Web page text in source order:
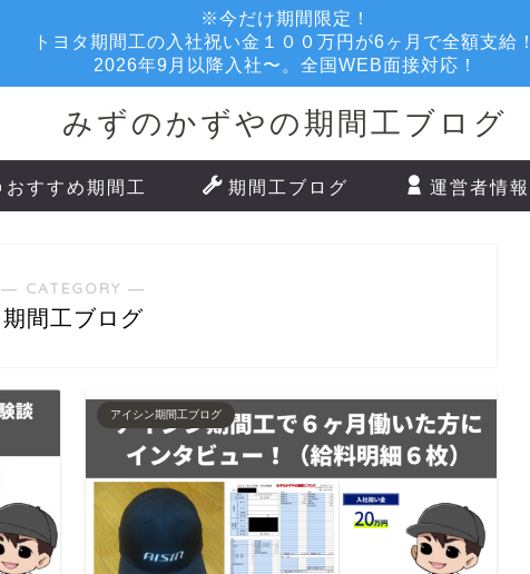
※今だけ期間限定！
トヨタ期間工の入社祝い金１００万円が6ヶ月で全額支給！
2026年9月以降入社〜。全国WEB面接対応！
みずのかずやの期間工ブログ
おすすめ期間工 期間工ブログ 運営者情報
― CATEGORY ―
期間工ブログ
アイシン期間工ブログ